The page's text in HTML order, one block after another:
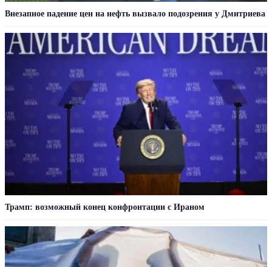
Внезапное падение цен на нефть вызвало подозрения у Дмитриева
Трамп: возможный конец конфронтации с Ираном